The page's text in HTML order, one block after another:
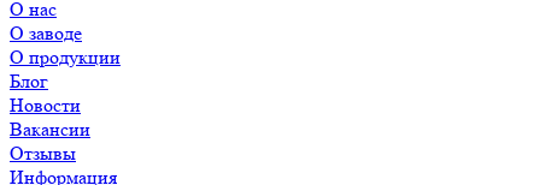
О нас
О заводе
О продукции
Блог
Новости
Вакансии
Отзывы
Информация